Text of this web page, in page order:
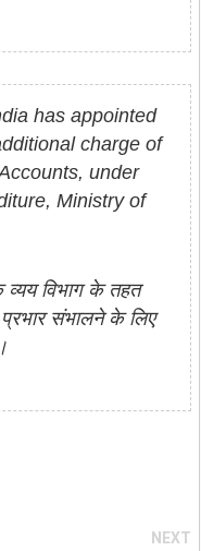
has appointed
charge of
under
Ministry of
व्यय विभाग के तहत
संभालने के लिए
NEXT